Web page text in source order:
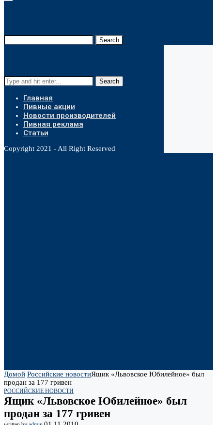
Search
Search
Главная
Пивные акции
Новости производителей
Пивная реклама
Статьи
Copyright 2021 - All Right Reserved
Домой Российские новостиЯщик «Львовское Юбилейное» был
продан за 177 гривен
РОССИЙСКИЕ НОВОСТИ
Ящик «Львовское Юбилейное» был
продан за 177 гривен